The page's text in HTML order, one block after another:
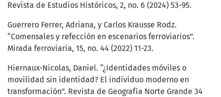
Revista de Estudios Históricos, 2, no. 6 (2024) 53-95.
Guerrero Ferrer, Adriana, y Carlos Krausse Rodz.
“Comensales y refección en escenarios ferroviarios”.
Mirada ferroviaria, 15, no. 44 (2022) 11-23.
Hiernaux-Nicolas, Daniel. “¿Identidades móviles o
movilidad sin identidad? El individuo moderno en
transformación”. Revista de Geografía Norte Grande 34